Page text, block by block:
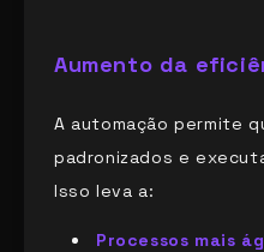
Aumento da
A automação permite
padronizados e
Isso leva a:
Processos mais